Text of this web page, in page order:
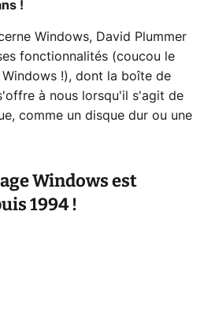
!
Windows, David Plummer
fonctionnalités (coucou le
!), dont la boîte de
à nous lorsqu'il s'agit de
comme un disque dur ou une
Windows est
1994 !